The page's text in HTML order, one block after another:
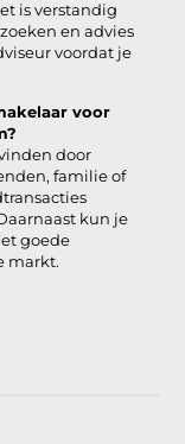
is verstandig
en advies
voordat je
voor
door
familie of
kun je
goede
markt.